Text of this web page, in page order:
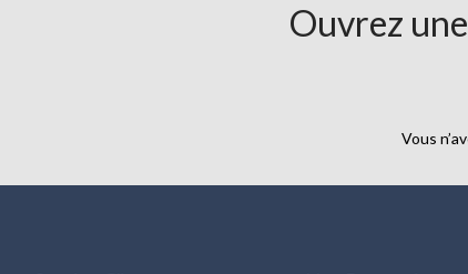
Ouvrez
Vous